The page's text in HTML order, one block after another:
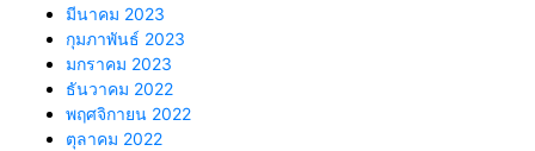
มีนาคม 2023
กุมภาพันธ์ 2023
มกราคม 2023
ธันวาคม 2022
พฤศจิกายน 2022
ตุลาคม 2022